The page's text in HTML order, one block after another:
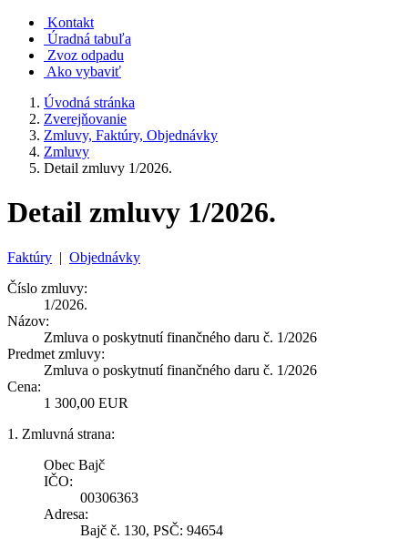
Kontakt
Úradná tabuľa
Zvoz odpadu
Ako vybaviť
Úvodná stránka
Zverejňovanie
Zmluvy, Faktúry, Objednávky
Zmluvy
Detail zmluvy 1/2026.
Detail zmluvy 1/2026.
Faktúry | Objednávky
Číslo zmluvy:
1/2026.
Názov:
Zmluva o poskytnutí finančného daru č. 1/2026
Predmet zmluvy:
Zmluva o poskytnutí finančného daru č. 1/2026
Cena:
1 300,00 EUR
1. Zmluvná strana:
Obec Bajč
IČO:
00306363
Adresa:
Bajč č. 130, PSČ: 94654